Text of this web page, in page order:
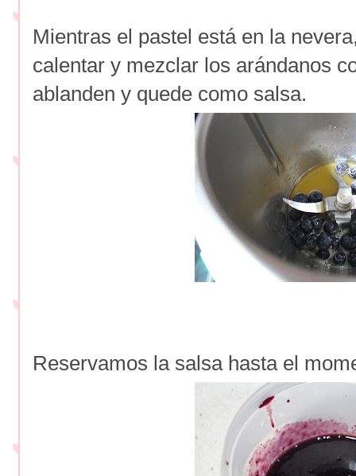
Mientras el pastel está en la
calentar y mezclar los arándanos
ablanden y quede como salsa.
Reservamos la salsa hasta el